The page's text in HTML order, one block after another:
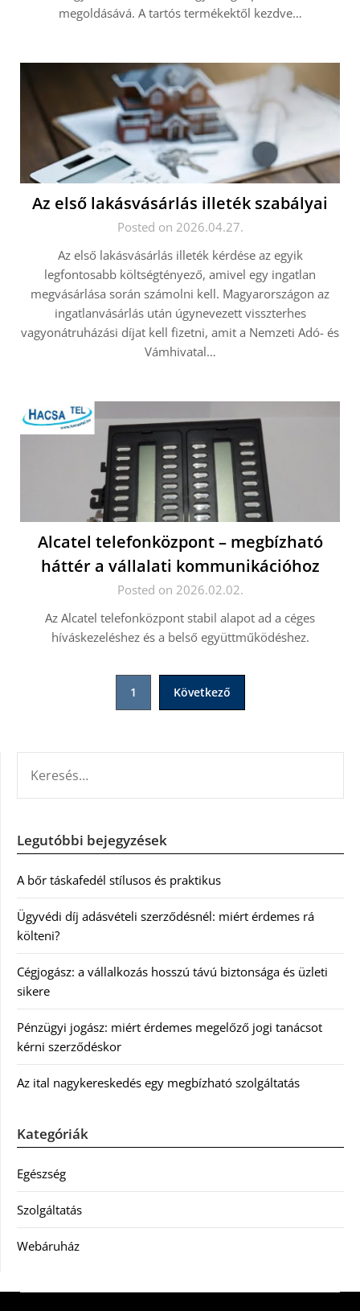
megoldásává. A tartós termékektől kezdve…
Az első lakásvásárlás illeték szabályai
Posted on 2026.04.27.
Az első lakásvásárlás illeték kérdése az egyik
legfontosabb költségtényező, amivel egy ingatlan
megvásárlása során számolni kell. Magyarországon az
ingatlanvásárlás után úgynevezett visszterhes
vagyonátruházási díjat kell fizetni, amit a Nemzeti Adó- és
Vámhivatal…
Alcatel telefonközpont – megbízható
háttér a vállalati kommunikációhoz
Posted on 2026.02.02.
Az Alcatel telefonközpont stabil alapot ad a céges
híváskezeléshez és a belső együttműködéshez.
1 Következő
Legutóbbi bejegyzések
A bőr táskafedél stílusos és praktikus
Ügyvédi díj adásvételi szerződésnél: miért érdemes rá
költeni?
Cégjogász: a vállalkozás hosszú távú biztonsága és üzleti
sikere
Pénzügyi jogász: miért érdemes megelőző jogi tanácsot
kérni szerződéskor
Az ital nagykereskedés egy megbízható szolgáltatás
Kategóriák
Egészség
Szolgáltatás
Webáruház